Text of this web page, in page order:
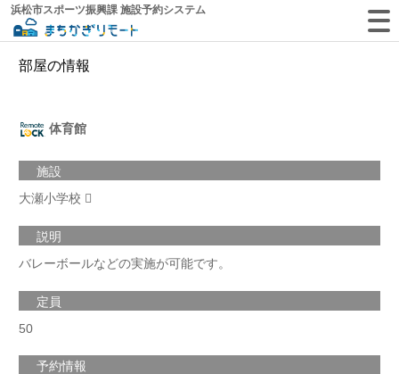
浜松市スポーツ振興課 施設予約システム
部屋の情報
体育館
施設
大瀬小学校
説明
バレーボールなどの実施が可能です。
定員
50
予約情報